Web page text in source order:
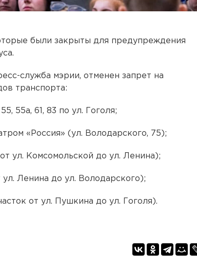
были закрыты для предупреждения
служба мэрии, отменен запрет на
транспорта:
55а, 61, 83 по ул. Гоголя;
«Россия» (ул. Володарского, 75);
ул. Комсомольской до ул. Ленина);
ул. Ленина до ул. Володарского);
от ул. Пушкина до ул. Гоголя).